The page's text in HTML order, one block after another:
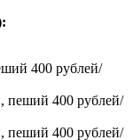
400 рублей/
пеший 400 рублей/
пеший 400 рублей/